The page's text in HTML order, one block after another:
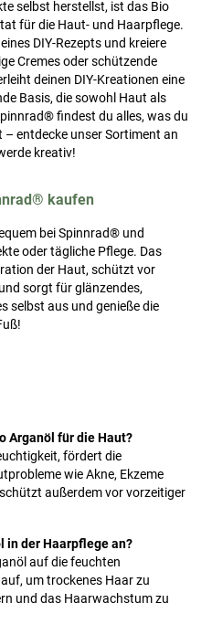
selbst herstellst, ist das Bio
für die Haut- und Haarpflege.
DIY-Rezepts und kreiere
Cremes oder schützende
deinen DIY-Kreationen eine
Basis, die sowohl Haut als
findest du alles, was du
entdecke unser Sortiment an
kreativ!
kaufen
bei Spinnrad® und
oder tägliche Pflege. Das
der Haut, schützt vor
sorgt für glänzendes,
selbst aus und genieße die
Arganöl für die Haut?
fördert die
wie Akne, Ekzeme
außerdem vor vorzeitiger
in der Haarpflege an?
auf die feuchten
um trockenes Haar zu
und das Haarwachstum zu